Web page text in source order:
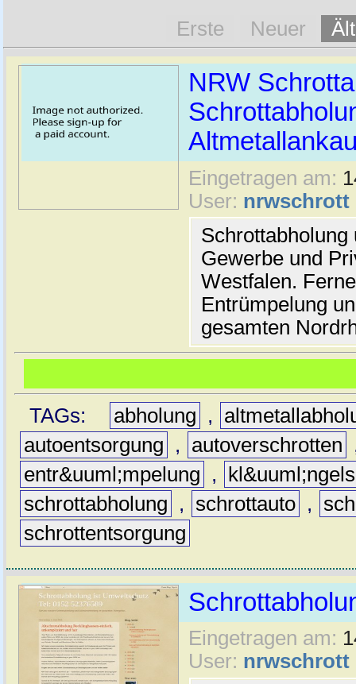
Erste Neuer
NRW
Eingetragen am:
User: nrwschrott
Gewerbe und
Westfalen.
Entrümpelung
gesamten
TAGs: abholung ,
autoentsorgung
, autoverschrotten
entr&uuml;mpelung
,
schrottabholung
, schrottauto ,
schrottentsorgung
Eingetragen am:
User: nrwschrott